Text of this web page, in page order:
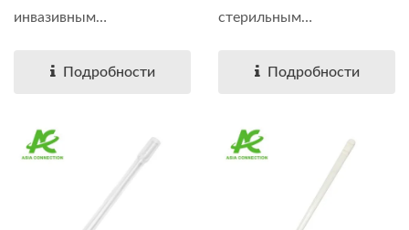
инвазивным
Подробности
стерильным
Подробности